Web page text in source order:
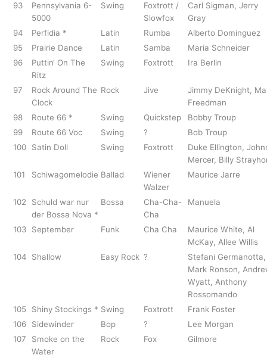
93
Pennsylvania 6-
5000
Swing
Foxtrott /
Slowfox
Carl Sigman, Jerry
Gray
94
Perfidia * Latin Rumba
Alberto Dominguez
95
Prairie Dance Latin Samba
Maria Schneider
96
Puttin‘ On The
Ritz
Swing Foxtrott Ira Berlin
97
Rock Around The
Clock
Rock Jive
Jimmy DeKnight,
Freedman
98
Route 66 * Swing Quickstep
Bobby Troup
99
Route 66 Voc Swing ?
Bob Troup
100
Satin Doll Swing Foxtrott
Duke Ellington,
Mercer, Billy
101
Schiwagomelodie Ballad
Wiener
Walzer
Maurice Jarre
102
Schuld war nur
der Bossa Nova *
Bossa
Cha-Cha-
Cha
Manuela
103 September Funk Cha Cha
Maurice White, Al
McKay, Allee Willis
104
Shallow Easy Rock ?
Stefani Germanotta,
Mark Ronson,
Wyatt, Anthony
Rossomando
105
Shiny Stockings * Swing Foxtrott
Frank Foster
106
Sidewinder Bop ?
Lee Morgan
107
Smoke on the
Water
Rock Fox Gilmore